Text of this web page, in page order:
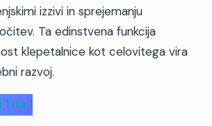
izzivi in sprejemanju
Ta edinstvena funkcija
klepetalnice kot celovitega vira
razvoj.
na 1